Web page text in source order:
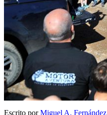
Escrito porMiguel A. Fernández